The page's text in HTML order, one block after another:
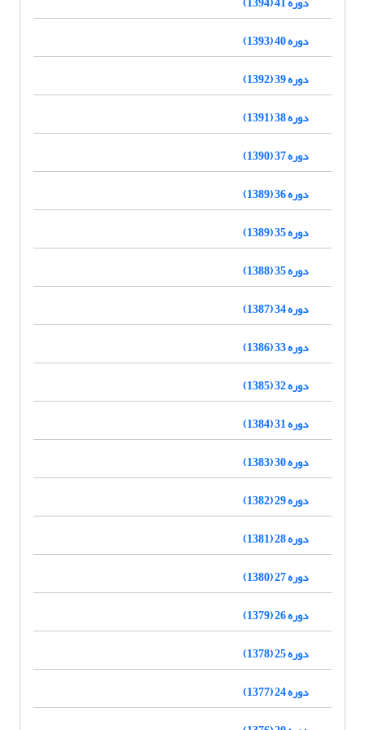
دوره 40 (1393)
دوره 39 (1392)
دوره 38 (1391)
دوره 37 (1390)
دوره 36 (1389)
دوره 35 (1389)
دوره 35 (1388)
دوره 34 (1387)
دوره 33 (1386)
دوره 32 (1385)
دوره 31 (1384)
دوره 30 (1383)
دوره 29 (1382)
دوره 28 (1381)
دوره 27 (1380)
دوره 26 (1379)
دوره 25 (1378)
دوره 24 (1377)